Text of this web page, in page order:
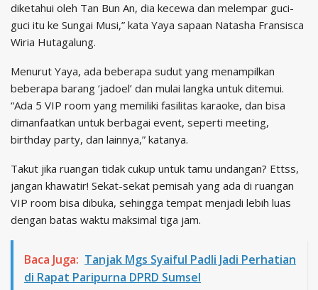
diketahui oleh Tan Bun An, dia kecewa dan melempar guci-
guci itu ke Sungai Musi,” kata Yaya sapaan Natasha Fransisca
Wiria Hutagalung.
Menurut Yaya, ada beberapa sudut yang menampilkan
beberapa barang ‘jadoel’ dan mulai langka untuk ditemui.
“Ada 5 VIP room yang memiliki fasilitas karaoke, dan bisa
dimanfaatkan untuk berbagai event, seperti meeting,
birthday party, dan lainnya,” katanya.
Takut jika ruangan tidak cukup untuk tamu undangan? Ettss,
jangan khawatir! Sekat-sekat pemisah yang ada di ruangan
VIP room bisa dibuka, sehingga tempat menjadi lebih luas
dengan batas waktu maksimal tiga jam.
Baca Juga: Tanjak Mgs Syaiful Padli Jadi Perhatian
di Rapat Paripurna DPRD Sumsel